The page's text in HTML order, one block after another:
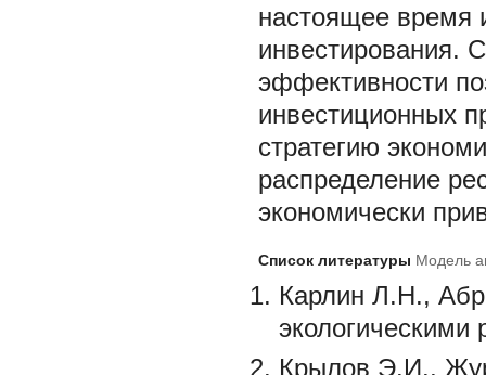
настоящее время
инвестирования.
эффективности
инвестиционных
стратегию
распределение
экономически
Список литературы Модель
Карлин Л.Н.,
Крылов Э.И.,